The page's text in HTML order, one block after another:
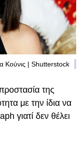
Κούνις | Shutterstock
της
με την ίδια να
γιατί δεν θέλει